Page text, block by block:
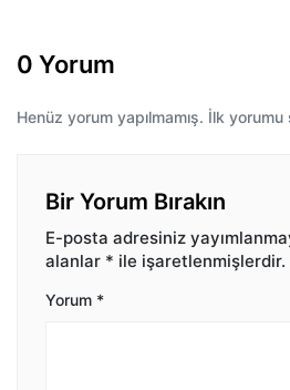
0 Yorum
Henüz yorum yapılmamış. İlk yorumu
Bir Yorum Bırakın
E-posta adresiniz
alanlar * ile işaretlenmişlerdir.
Yorum *